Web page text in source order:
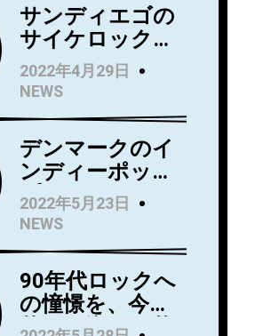
サンディエゴの
サイケロック・
バンドWild Wild
Wets、ニュー・
アルバム『Love
Always』を5月
27日にリリー
ス！アルバムか
らニューシング
ル 「Holding」
のビデオを公
開！
2022年4月29日
NEWS
デンマークのイ
ンディーポッ
プ・バンド
Kindsightが5月
25日にデビュ
ー・アルバム
『Swedish
Punk』をリリー
2022年5月23日
NEWS
90年代ロックへ
の憧憬を、今に
落とし込んだ若